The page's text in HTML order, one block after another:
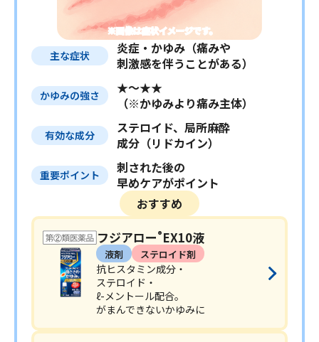
※画像は症状イメージです。
主な症状
炎症・かゆみ（痛みや
刺激感を伴うことがある）
かゆみの強さ
★～★★
（※かゆみより痛み主体）
有効な成分
ステロイド、局所麻酔
成分（リドカイン）
重要ポイント
刺された後の
早めケアがポイント
おすすめ
フジアロー ® EX10液
液剤 ステロイド剤
抗ヒスタミン成分・
ステロイド・
ℓ-メントール配合。
がまんできないかゆみに